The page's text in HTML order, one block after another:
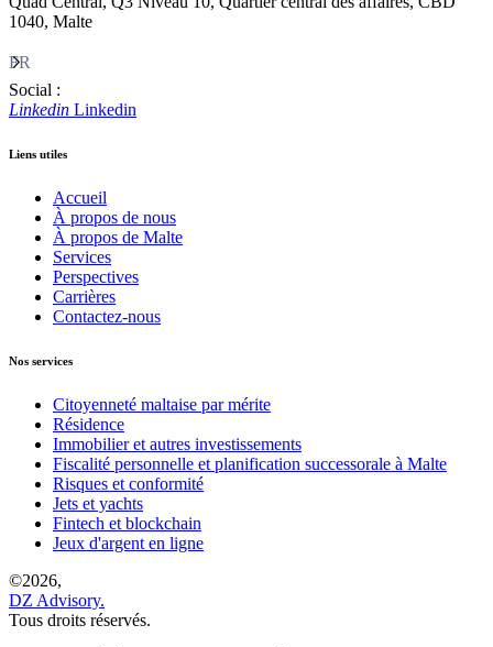
1040, Malte
FR
Social :
Linkedin Linkedin
Liens utiles
Accueil
À propos de nous
À propos de Malte
Services
Perspectives
Carrières
Contactez-nous
Nos services
Citoyenneté maltaise par mérite
Résidence
Immobilier et autres investissements
Fiscalité personnelle et planification successorale à Malte
Risques et conformité
Jets et yachts
Fintech et blockchain
Jeux d'argent en ligne
©2026,
DZ Advisory.
Tous droits réservés.